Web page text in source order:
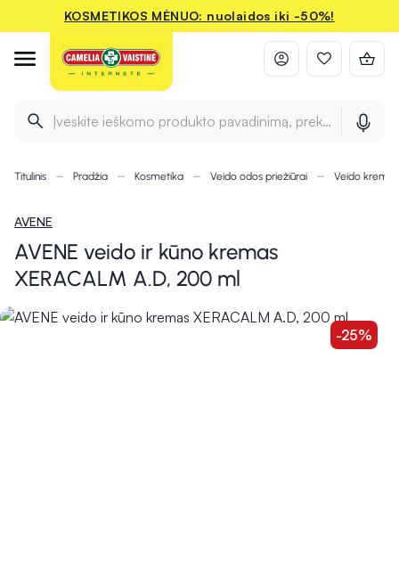
KOSMETIKOS MĖNUO: nuolaidos iki -50%!
Įveskite ieškomo produkto pavadinimą, prekės ženklą ir
Titulinis Pradžia Kosmetika Veido odos priežiūrai Veido kremai
AVENE
AVENE veido ir kūno kremas
XERACALM A.D, 200 ml
-25%